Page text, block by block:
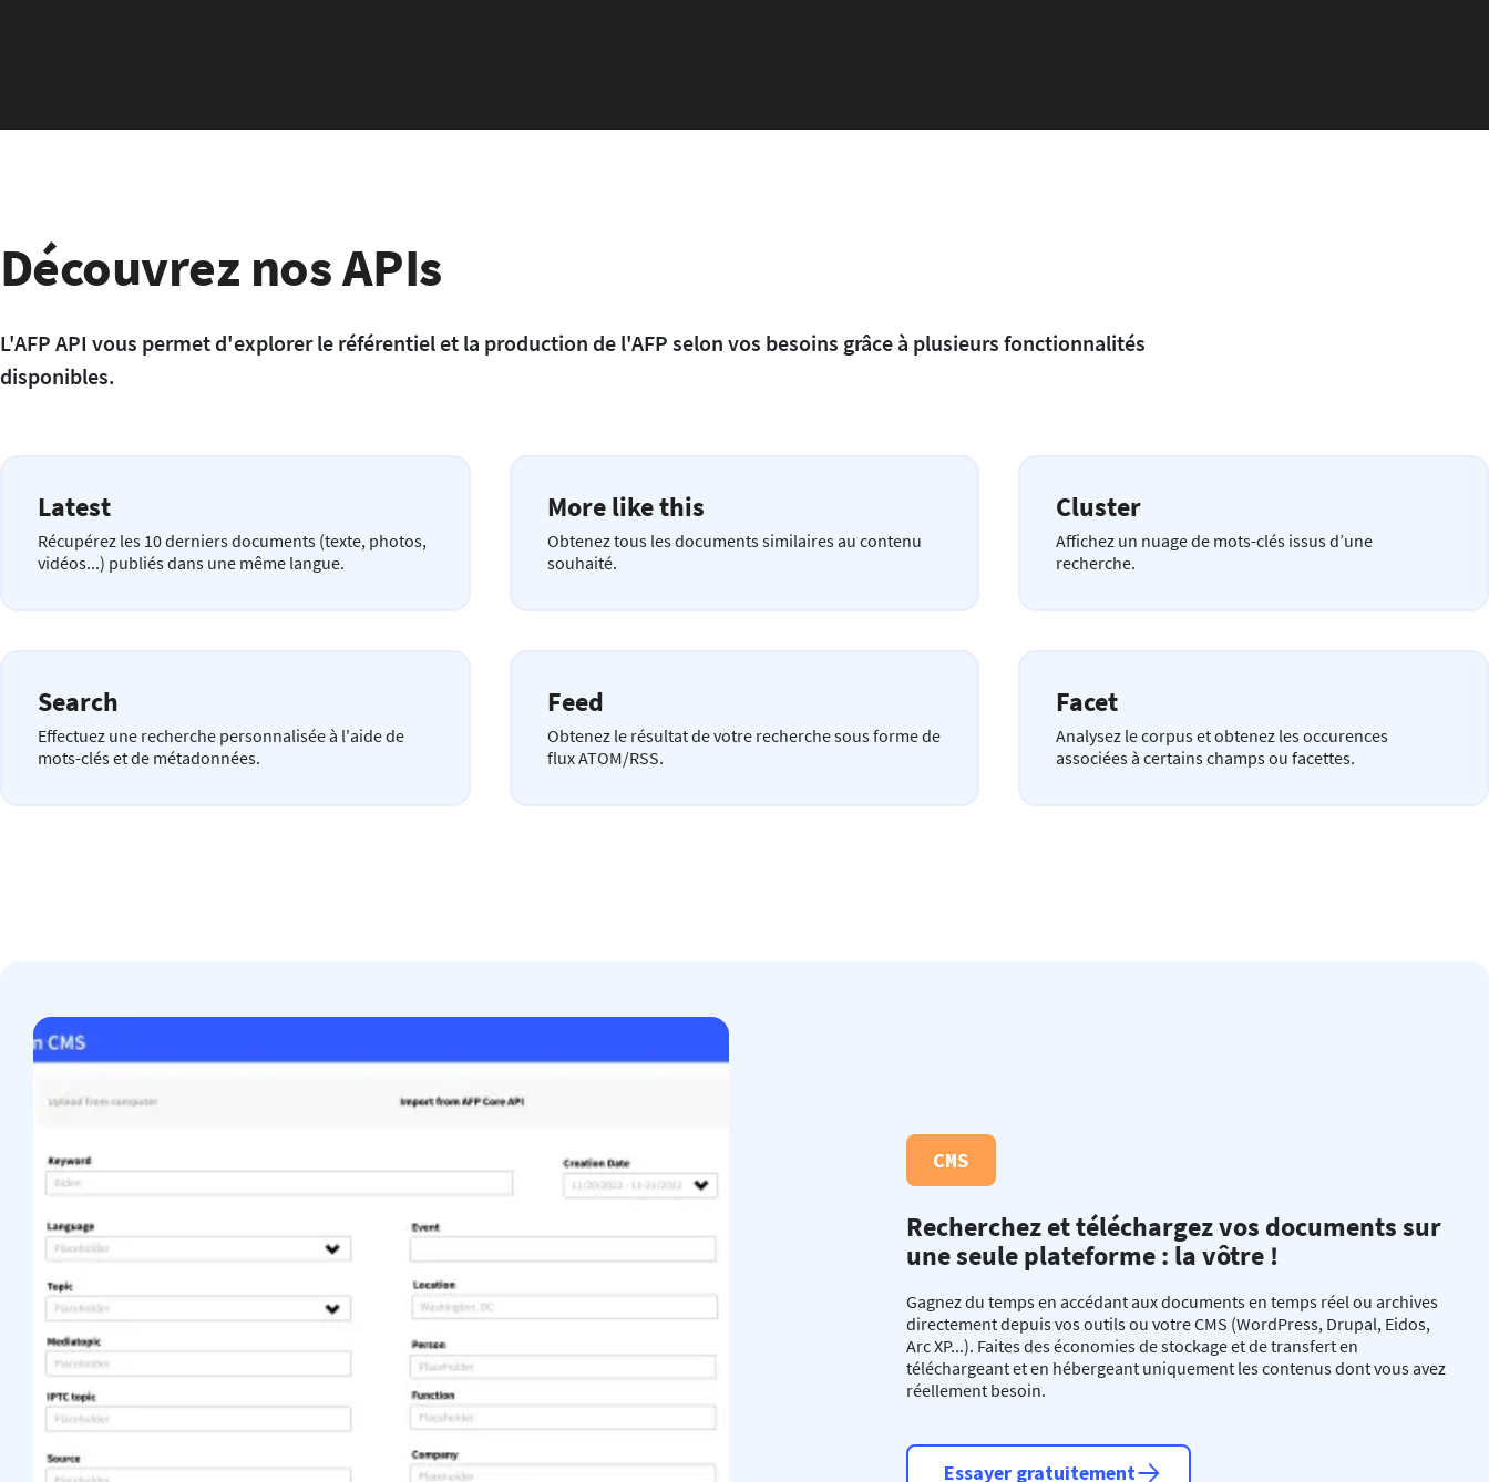
Découvrez nos APIs
L'AFP API vous permet d'explorer le référentiel et la production de l'AFP selon vos besoins grâce à plusieurs fonctionnalités
disponibles.
Latest
Récupérez les 10 derniers documents (texte, photos,
vidéos...) publiés dans une même langue.
More like this
Obtenez tous les documents similaires au contenu
souhaité.
Cluster
Affichez un nuage de mots-clés issus d’une
recherche.
Search
Effectuez une recherche personnalisée à l'aide de
mots-clés et de métadonnées.
Feed
Obtenez le résultat de votre recherche sous forme de
flux ATOM/RSS.
Facet
Analysez le corpus et obtenez les occurences
associées à certains champs ou facettes.
CMS
Recherchez et téléchargez vos documents sur
une seule plateforme : la vôtre !
Gagnez du temps en accédant aux documents en temps réel ou archives
directement depuis vos outils ou votre CMS (WordPress, Drupal, Eidos,
Arc XP...). Faites des économies de stockage et de transfert en
téléchargeant et en hébergeant uniquement les contenus dont vous avez
réellement besoin.
Essayer gratuitement